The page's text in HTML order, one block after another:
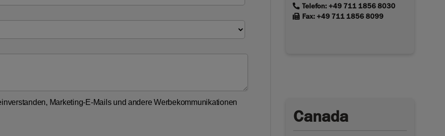
linkTelefon: +49 711 1856 8030
linkFax: +49 711 1856 8099
Canada